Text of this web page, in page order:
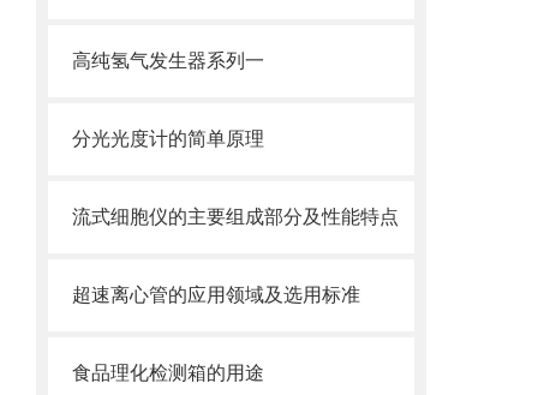
高纯氢气发生器系列一
分光光度计的简单原理
流式细胞仪的主要组成部分及性能特点
超速离心管的应用领域及选用标准
食品理化检测箱的用途